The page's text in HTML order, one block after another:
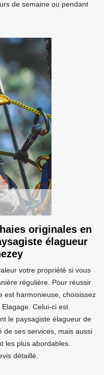
de semaine ou pendant
originales en
élagueur
votre propriété si vous
régulière. Pour réussir
est harmonieuse, choisissez
Celui-ci est
le paysagiste élagueur de
de ses services, mais aussi
les plus abordables.
détaillé.